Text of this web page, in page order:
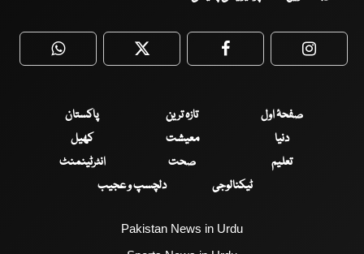
WhatsApp Twitter Facebook
صفحۂ اول تازہ ترین
پاکستان
دنیا
معیشت
کھیل
تعلیم
صحت
انٹرٹینمنٹ
ٹیکنالوجی
دلچسپ و عجیب
Pakistan News in Urdu